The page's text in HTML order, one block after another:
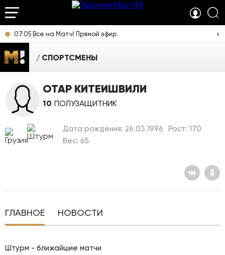
07:05 Все на Матч! Прямой эфир
СПОРТСМЕНЫ
ОТАР КИТЕИШВИЛИ
10 ПОЛУЗАЩИТНИК
Дата рождения: 26.03.1996
Рост: 170
Вес: 65
ГЛАВНОЕ НОВОСТИ
Штурм - ближайшие матчи